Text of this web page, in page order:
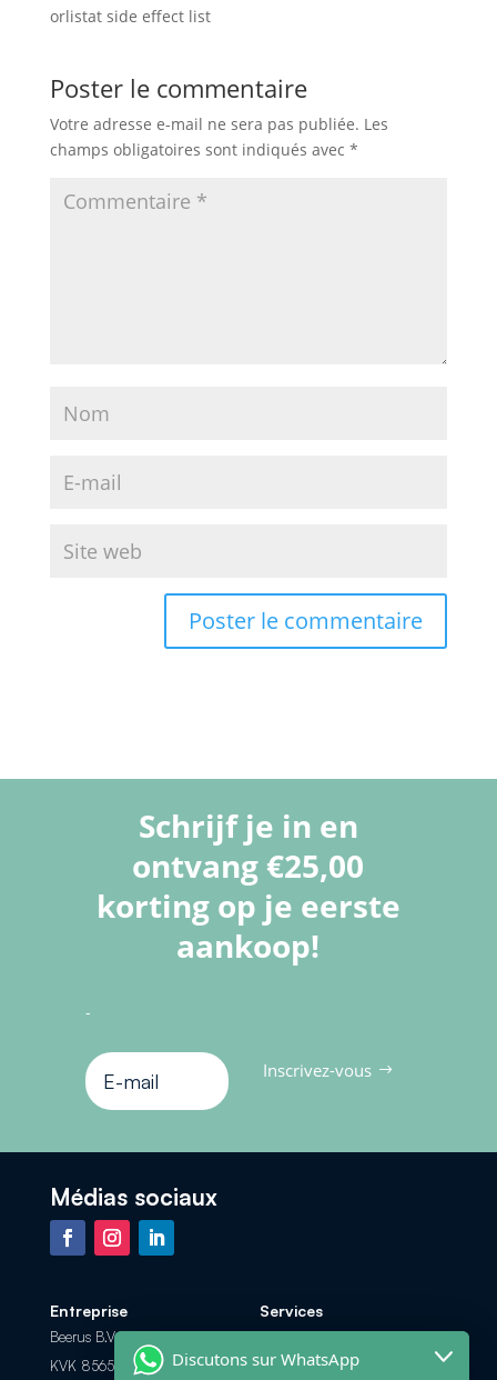
orlistat side effect list
Poster le commentaire
Votre adresse e-mail ne sera pas publiée. Les
champs obligatoires sont indiqués avec *
Schrijf je in en
ontvang €25,00
korting op je eerste
aankoop!
-
Inscrivez-vous
Médias sociaux
Entreprise
Beerus B.V.
KVK 85658308
Services
Foire aux Questions
Les options de paiement
Discutons sur WhatsApp